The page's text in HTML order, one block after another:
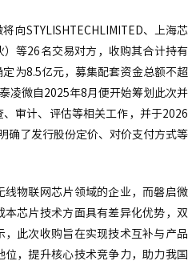
向STYLISHTECHLIMITED、上海芯
等26名交易对方，收购其合计持有
为8.5亿元，募集配套资金总额不超
凌微自2025年8月便开始筹划此次并
审计、评估等相关工作，并于2026
确了发行股份定价、对价支付方式等
物联网芯片领域的企业，而磐启微
芯片技术方面具有差异化优势，双
，此次收购旨在实现技术互补与产品
，提升核心技术竞争力，助力我国